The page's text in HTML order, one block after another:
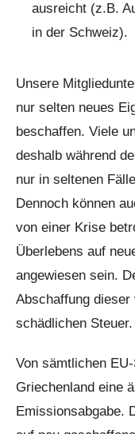
ausreicht (z.B.
in der Schweiz).
Unsere
nur selten neues
beschaffen. Viele
deshalb während
nur in seltenen
Dennoch können
von einer Krise
Überlebens auf
angewiesen sein.
Abschaffung
schädlichen Steuer.
Von sämtlichen
Griechenland eine
Emissionsabgabe.